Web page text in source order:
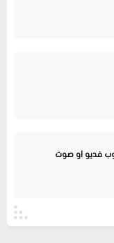
فديو او صوت